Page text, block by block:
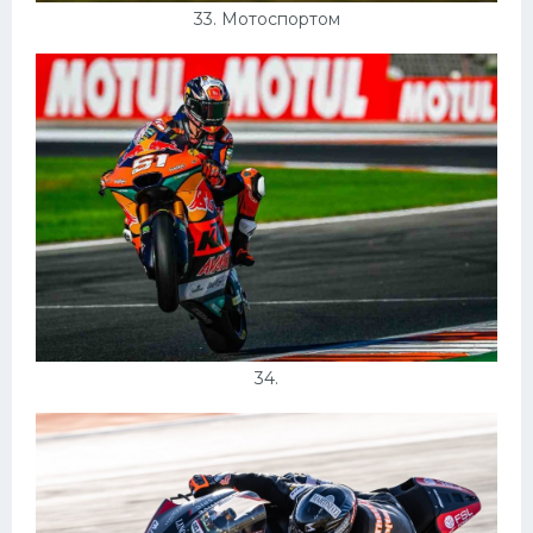
33. Мотоспортом
34.